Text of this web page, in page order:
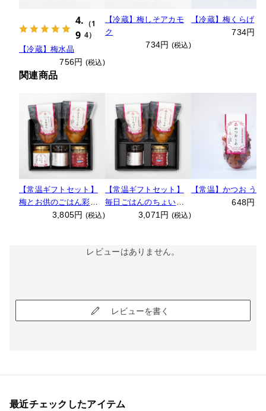
4.
9
（1
4）
【冷蔵】梅水晶
756円 (税込)
【冷蔵】梅しそアカモ
ク
734円 (税込)
【冷蔵】梅くらげ
734円
関連商品
【常温ギフトセット】
梅とお供のごはん彩り
3,805円 (税込)
【常温ギフトセット】
毎日ごはんのちょい足
3,071円 (税込)
【常温】かつお うめ
648円
レビューはありません。
レビューを書く
最近チェックしたアイテム